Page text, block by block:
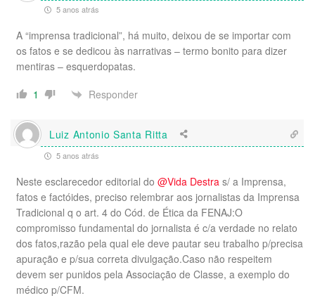
5 anos atrás
A “imprensa tradicional”, há muito, deixou de se importar com
os fatos e se dedicou às narrativas – termo bonito para dizer
mentiras – esquerdopatas.
1
Responder
Luiz Antonio Santa Ritta
5 anos atrás
Neste esclarecedor editorial do @Vida Destra s/ a Imprensa,
fatos e factóides, preciso relembrar aos jornalistas da Imprensa
Tradicional q o art. 4 do Cód. de Ética da FENAJ:O
compromisso fundamental do jornalista é c/a verdade no relato
dos fatos,razão pela qual ele deve pautar seu trabalho p/precisa
apuração e p/sua correta divulgação.Caso não respeitem
devem ser punidos pela Associação de Classe, a exemplo do
médico p/CFM.